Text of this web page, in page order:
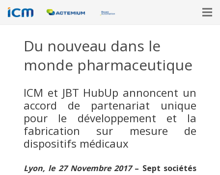
Du nouveau dans le
monde pharmaceutique
ICM et JBT HubUp annoncent un
accord de partenariat unique
pour le développement et la
fabrication sur mesure de
dispositifs médicaux
Lyon, le 27 Novembre 2017– Sept sociétés